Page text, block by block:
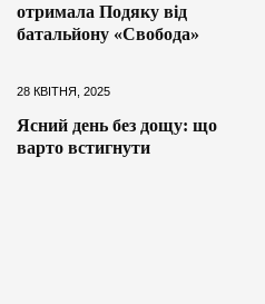
отримала Подяку від
батальйону «Свобода»
28 КВІТНЯ, 2025
Ясний день без дощу: що
варто встигнути